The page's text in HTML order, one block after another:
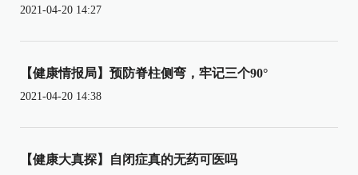
2021-04-20 14:27
【健康情报局】预防脊柱侧弯，牢记三个90°
2021-04-20 14:38
【健康大真探】自闭症真的无药可医吗